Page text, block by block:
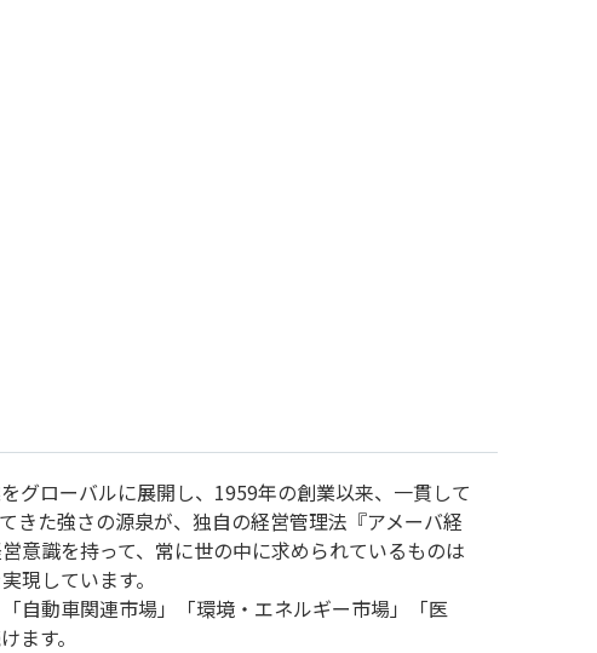
グローバルに展開し、1959年の創業以来、一貫して
きた強さの源泉が、独自の経営管理法『アメーバ経
意識を持って、常に世の中に求められているものは
現しています。
自動車関連市場」「環境・エネルギー市場」「医
ます。